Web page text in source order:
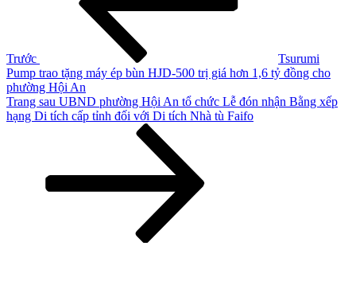
Trước
Tsurumi
Pump trao tặng máy ép bùn HJD-500 trị giá hơn 1,6 tỷ đồng cho
phường Hội An
Bài
tiếp
Trang sau UBND phường Hội An tổ chức Lễ đón nhận Bằng xếp
hạng Di tích cấp tỉnh đối với Di tích Nhà tù Faifo